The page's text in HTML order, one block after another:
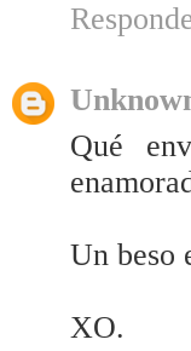
Qué
Un beso
XO.